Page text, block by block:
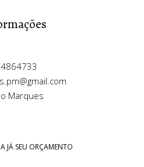
Marques
JÁ SEU ORÇAMENTO